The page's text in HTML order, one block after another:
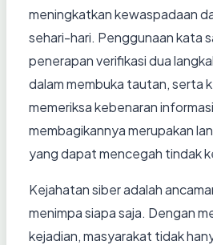
meningkatkan kewaspadaan
sehari-hari. Penggunaan kata
penerapan verifikasi dua
dalam membuka tautan, serta
memeriksa kebenaran
membagikannya merupakan
yang dapat mencegah tindak
Kejahatan siber adalah
menimpa siapa saja. Dengan
kejadian, masyarakat tidak